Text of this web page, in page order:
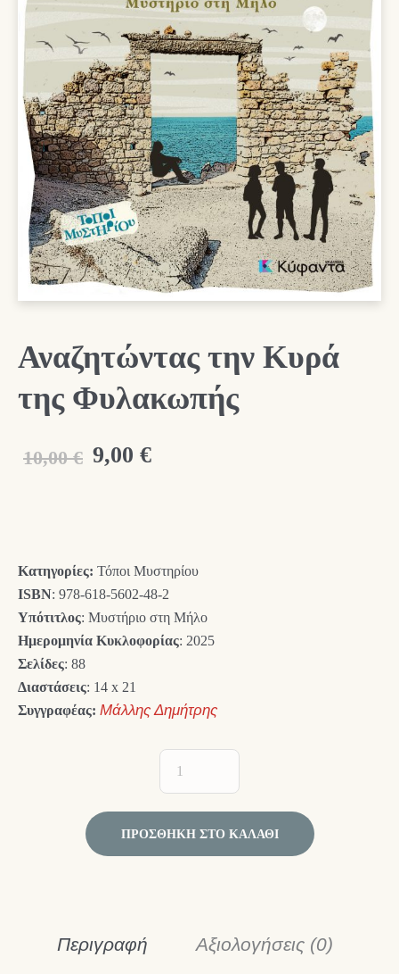
Αναζητώντας την Κυρά
της Φυλακωπής
10,00 € Original
9,00 €Η
9,00 €.
Κατηγορίες: Τόποι Μυστηρίου
ISBN: 978-618-5602-48-2
Υπότιτλος: Μυστήριο στη Μήλο
Ημερομηνία Κυκλοφορίας: 2025
Σελίδες: 88
Διαστάσεις: 14 x 21
Συγγραφέας: Μάλλης Δημήτρης
ΠΡΟΣΘΉΚΗ ΣΤΟ ΚΑΛΆΘΙ
Περιγραφή Αξιολογήσεις (0)